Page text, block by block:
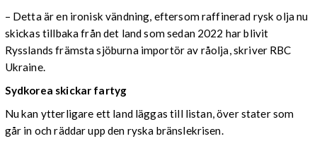
– Detta är en ironisk vändning, eftersom raffinerad rysk olja nu
skickas tillbaka från det land som sedan 2022 har blivit
Rysslands främsta sjöburna importör av råolja, skriver RBC
Ukraine.
Sydkorea skickar fartyg
Nu kan ytterligare ett land läggas till listan, över stater som
går in och räddar upp den ryska bränslekrisen.